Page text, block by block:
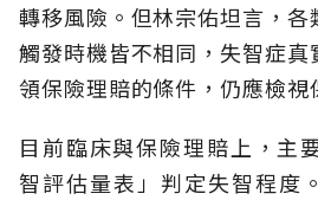
轉移風險。但林宗佑坦言，
觸發時機皆不相同，失智症
領保險理賠的條件，仍應檢視
目前臨床與保險理賠上，主
智評估量表」判定失智程度